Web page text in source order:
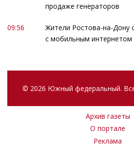
продаже генераторов
09:56
Жители Ростова-на-Дону
с мобильным интернетом
© 2026 Южный федеральный.
Архив газеты
О портале
Реклама